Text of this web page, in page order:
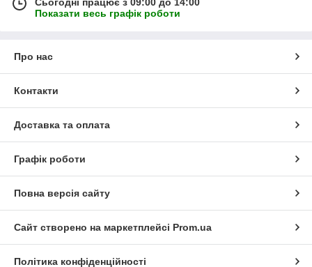
Показати весь графік роботи
Про нас
Контакти
Доставка та оплата
Графік роботи
Повна версія сайту
Сайт створено на маркетплейсі Prom.ua
Політика конфіденційності